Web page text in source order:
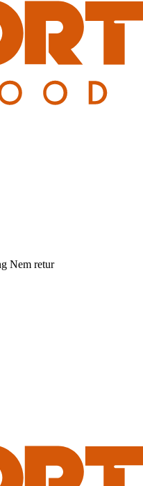
Nem retur